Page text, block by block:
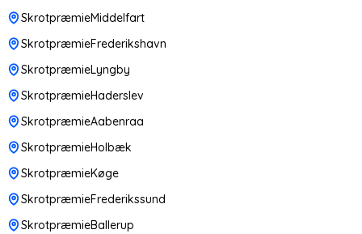
SkrotpræmieMiddelfart
SkrotpræmieFrederikshavn
SkrotpræmieLyngby
SkrotpræmieHaderslev
SkrotpræmieAabenraa
SkrotpræmieHolbæk
SkrotpræmieKøge
SkrotpræmieFrederikssund
SkrotpræmieBallerup